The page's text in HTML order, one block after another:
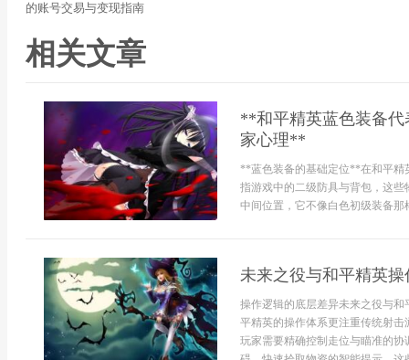
的账号交易与变现指南
相关文章
**和平精英蓝色装备
家心理**
**蓝色装备的基础定位**在和平精
指游戏中的二级防具与背包，这
中间位置，它不像白色初级装备
未来之役与和平精英
操作逻辑的底层差异未来之役与
平精英的操作体系更注重传统射
玩家需要精确控制走位与瞄准的